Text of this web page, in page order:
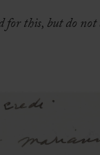
for this, but do